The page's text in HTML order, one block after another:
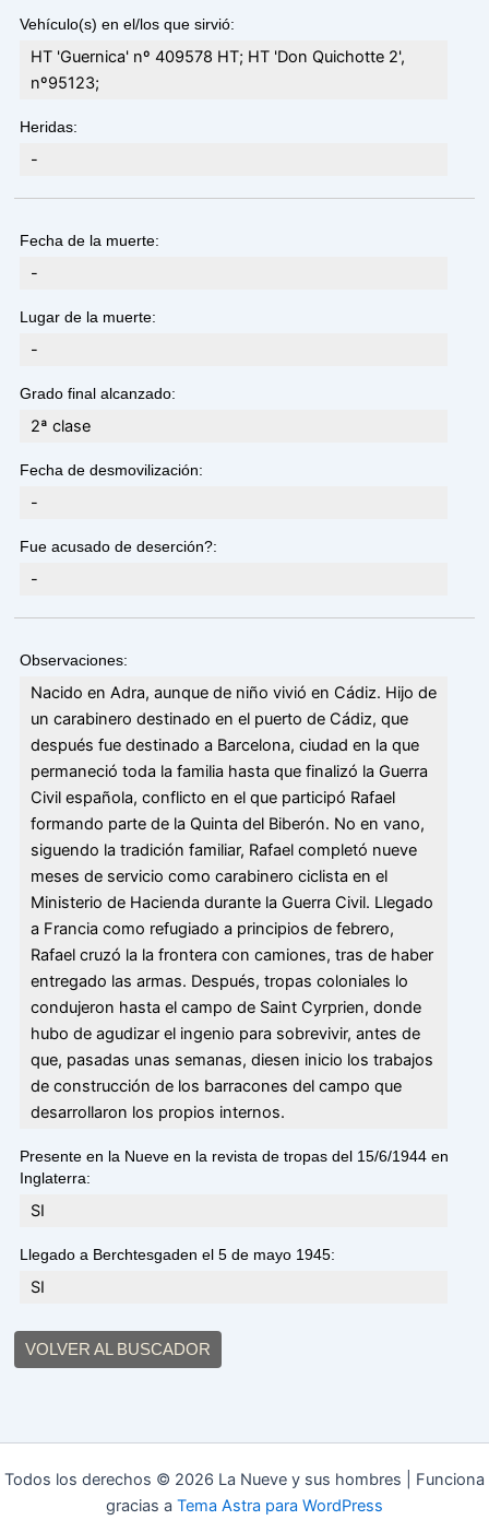
Vehículo(s) en el/los que sirvió:
HT 'Guernica' nº 409578 HT; HT 'Don Quichotte 2',
nº95123;
Heridas:
-
Fecha de la muerte:
-
Lugar de la muerte:
-
Grado final alcanzado:
2ª clase
Fecha de desmovilización:
-
Fue acusado de deserción?:
-
Observaciones:
Nacido en Adra, aunque de niño vivió en Cádiz. Hijo de
un carabinero destinado en el puerto de Cádiz, que
después fue destinado a Barcelona, ciudad en la que
permaneció toda la familia hasta que finalizó la Guerra
Civil española, conflicto en el que participó Rafael
formando parte de la Quinta del Biberón. No en vano,
siguendo la tradición familiar, Rafael completó nueve
meses de servicio como carabinero ciclista en el
Ministerio de Hacienda durante la Guerra Civil. Llegado
a Francia como refugiado a principios de febrero,
Rafael cruzó la la frontera con camiones, tras de haber
entregado las armas. Después, tropas coloniales lo
condujeron hasta el campo de Saint Cyrprien, donde
hubo de agudizar el ingenio para sobrevivir, antes de
que, pasadas unas semanas, diesen inicio los trabajos
de construcción de los barracones del campo que
desarrollaron los propios internos.
Presente en la Nueve en la revista de tropas del 15/6/1944 en
Inglaterra:
SI
Llegado a Berchtesgaden el 5 de mayo 1945:
SI
VOLVER AL BUSCADOR
Todos los derechos © 2026 La Nueve y sus hombres | Funciona
gracias a Tema Astra para WordPress